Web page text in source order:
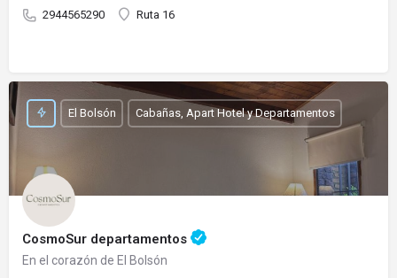
2944565290 Ruta 16
CosmoSur departamentos
En el corazón de El Bolsón
El Bolsón Cabañas, Apart Hotel y Departamentos